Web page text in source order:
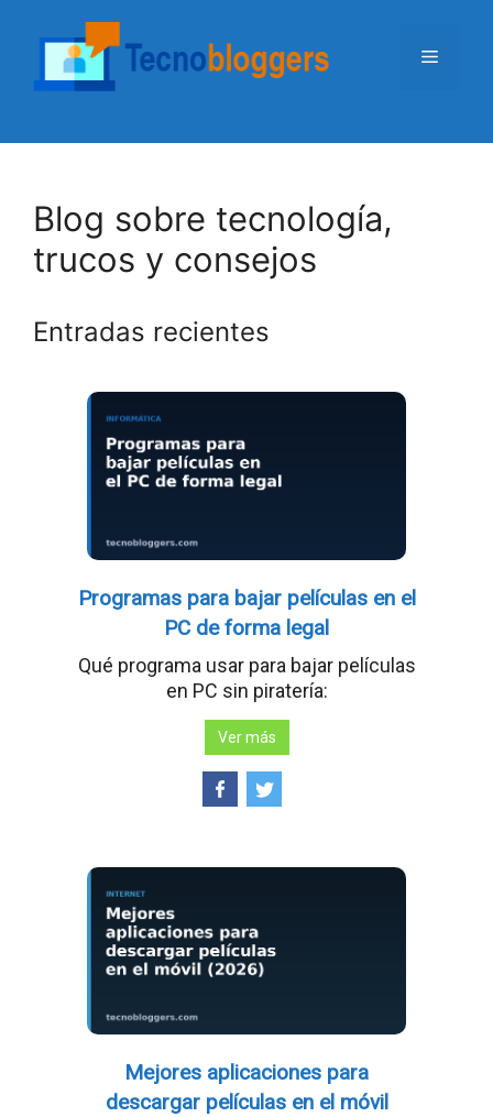
contenido
Menú
Blog sobre tecnología,
trucos y consejos
Entradas recientes
Programas para bajar películas en el
PC de forma legal
Qué programa usar para bajar películas
en PC sin piratería:
Ver más
Mejores aplicaciones para
descargar películas en el móvil